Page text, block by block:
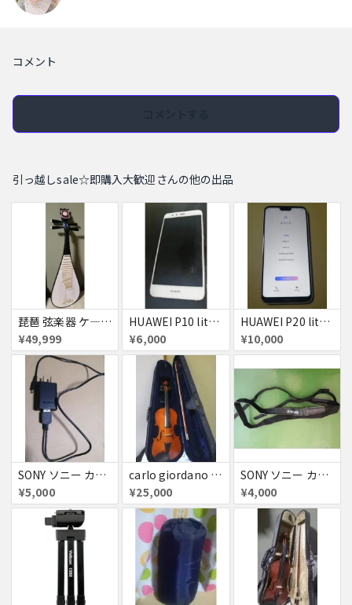
コメント
引っ越しsale☆即購入大歓迎さんの他の出品
琵琶 弦楽器 ケ―ス付き お得セット
¥49,999
HUAWEI P10 lite SIMフリー ジャンク
¥6,000
HUAWEI P20 lite SIMフリー ピンク 美品
¥10,000
SONY ソニー カメラ 充電器
¥5,000
carlo giordano VS-0 4/4 バイオリン お得セット
¥25,000
SONY ソニー カメラ ストラップ ネックストラップ ショルダーストラップ
¥4,000